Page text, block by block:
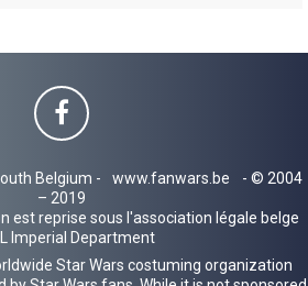
Belgium - www.fanwars.be
- © 2004
– 2019
est reprise sous l'association légale belge
Imperial Department
Star Wars costuming organization